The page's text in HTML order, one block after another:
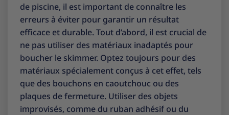
de piscine, il est important de connaître les
erreurs à éviter pour garantir un résultat
efficace et durable. Tout d’abord, il est crucial de
ne pas utiliser des matériaux inadaptés pour
boucher le skimmer. Optez toujours pour des
matériaux spécialement conçus à cet effet, tels
que des bouchons en caoutchouc ou des
plaques de fermeture. Utiliser des objets
improvisés, comme du ruban adhésif ou du